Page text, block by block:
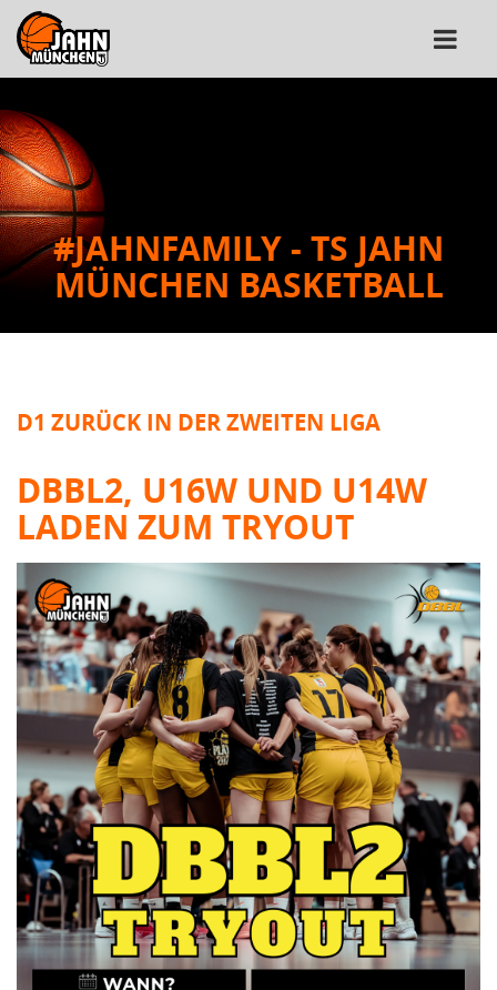
#JAHNFAMILY - TS JAHN
MÜNCHEN BASKETBALL
D1 ZURÜCK IN DER ZWEITEN LIGA
DBBL2, U16W UND U14W
LADEN ZUM TRYOUT